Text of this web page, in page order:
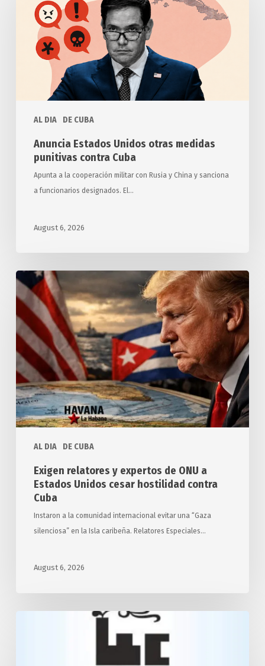
AL DIA DE CUBA
Unidos
medidas
punitivas
Anuncia Estados Unidos otras medidas
punitivas contra Cuba
Apunta a la cooperación militar con Rusia y China y sanciona
a funcionarios designados. El…
August 6, 2026
AL DIA DE CUBA
Exigen
relatores
expertos
de
ONU
a
Estados
Unidos
cesar
contra
Exigen relatores y expertos de ONU a
Estados Unidos cesar hostilidad contra
Cuba
Instaron a la comunidad internacional evitar una “Gaza
silenciosa” en la Isla caribeña. Relatores Especiales…
August 6, 2026